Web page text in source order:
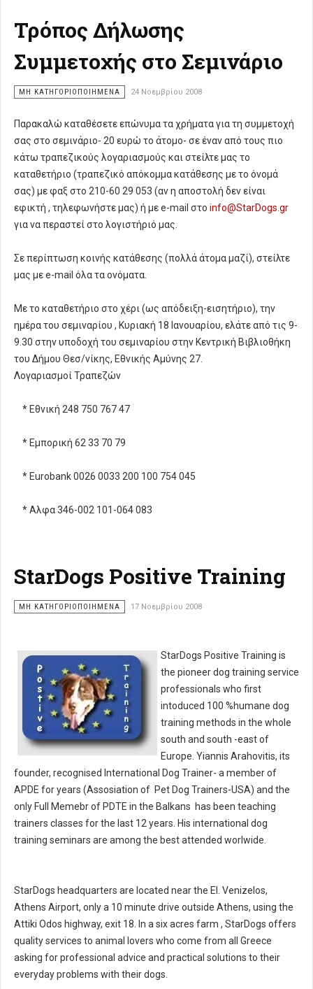
Τρόπος Δήλωσης
Συμμετοχής στο Σεμινάριο
ΜΗ ΚΑΤΗΓΟΡΙΟΠΟΙΗΜΈΝΑ 24 Νοεμβρίου 2008
Παρακαλώ καταθέσετε επώνυμα τα χρήματα για τη συμμετοχή
σας στο σεμινάριο- 20 ευρώ το άτομο- σε έναν από τους πιο
κάτω τραπεζικούς λογαριασμούς και στείλτε μας το
καταθετήριο (τραπεζικό απόκομμα κατάθεσης με το όνομά
σας) με φαξ στο 210-60 29 053 (αν η αποστολή δεν είναι
εφικτή , τηλεφωνήστε μας) ή με e-mail στο info@StarDogs.gr
για να περαστεί στο λογιστήριό μας.
Σε περίπτωση κοινής κατάθεσης (πολλά άτομα μαζί), στείλτε
μας με e-mail όλα τα ονόματα.
Με το καταθετήριο στο χέρι (ως απόδειξη-εισητήριο), την
ημέρα του σεμιναρίου , Κυριακή 18 Ιανουαρίου, ελάτε από τις 9-
9.30 στην υποδοχή του σεμιναρίου στην Κεντρική Βιβλιοθήκη
του Δήμου Θεσ/νίκης, Εθνικής Αμύνης 27.
Λογαριασμοί Τραπεζών
* Εθνική 248 750 767 47
* Εμπορική 62 33 70 79
* Eurobank 0026 0033 200 100 754 045
* Αλφα 346-002 101-064 083
StarDogs Positive Training
ΜΗ ΚΑΤΗΓΟΡΙΟΠΟΙΗΜΈΝΑ 17 Νοεμβρίου 2008
StarDogs Positive Training is
the pioneer dog training service
professionals who first
intoduced 100 %humane dog
training methods in the whole
south and south -east of
Europe. Yiannis Arahovitis, its
founder, recognised International Dog Trainer- a member of
APDE for years (Assosiation of Pet Dog Trainers-USA) and the
only Full Memebr of PDTE in the Balkans has been teaching
trainers classes for the last 12 years. His international dog
training seminars are among the best attended worlwide.
StarDogs headquarters are located near the El. Venizelos,
Athens Airport, only a 10 minute drive outside Athens, using the
Attiki Odos highway, exit 18. In a six acres farm , StarDogs offers
quality services to animal lovers who come from all Greece
asking for professional advice and practical solutions to their
everyday problems with their dogs.